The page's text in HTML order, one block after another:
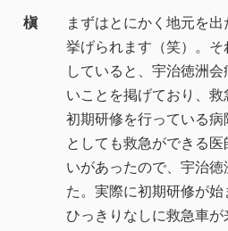
槇
まずはとにかく地元を
挙げられます（笑）。
していると、宇治徳洲
いことを掲げており、
初期研修を行っている
としても救急ができる
いがあったので、宇治
た。実際に初期研修が
ひっきりなしに救急車